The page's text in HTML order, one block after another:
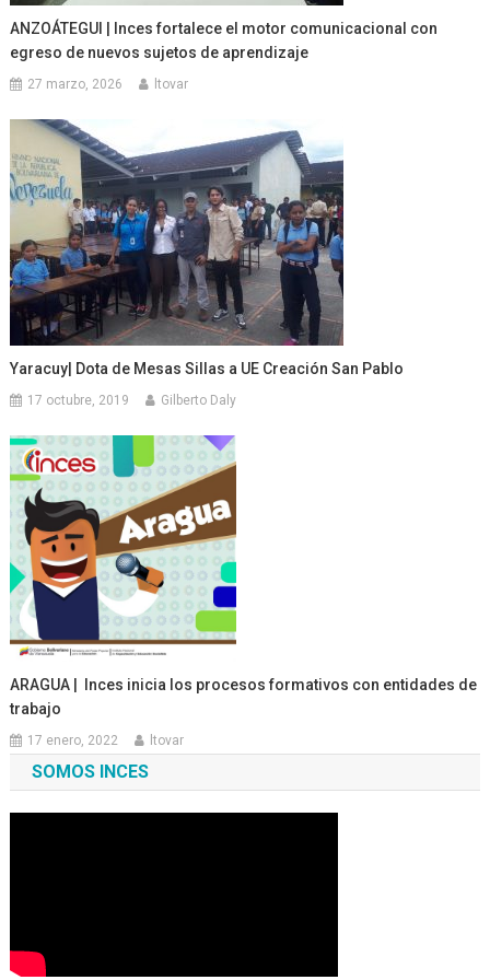
ANZOÁTEGUI | Inces fortalece el motor comunicacional con
egreso de nuevos sujetos de aprendizaje
27 marzo, 2026 ltovar
Yaracuy| Dota de Mesas Sillas a UE Creación San Pablo
17 octubre, 2019 Gilberto Daly
ARAGUA | Inces inicia los procesos formativos con entidades de
trabajo
17 enero, 2022 ltovar
SOMOS INCES